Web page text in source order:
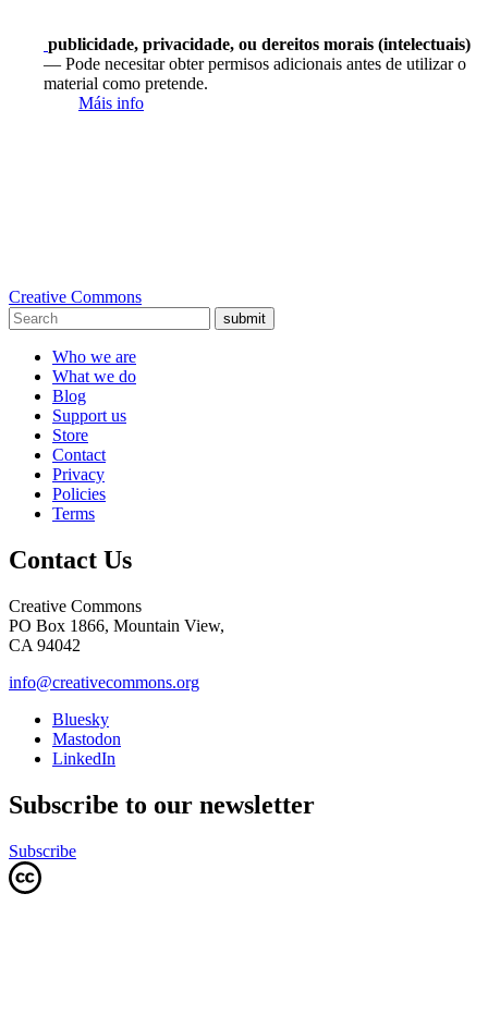
publicidade, privacidade, ou dereitos morais (intelectuais)
— Pode necesitar obter permisos adicionais antes de utilizar o
material como pretende.
Máis info
Creative Commons
submit
Who we are
What we do
Blog
Support us
Store
Contact
Privacy
Policies
Terms
Contact Us
Creative Commons
PO Box 1866, Mountain View,
CA 94042
info@creativecommons.org
Bluesky
Mastodon
LinkedIn
Subscribe to our newsletter
Subscribe